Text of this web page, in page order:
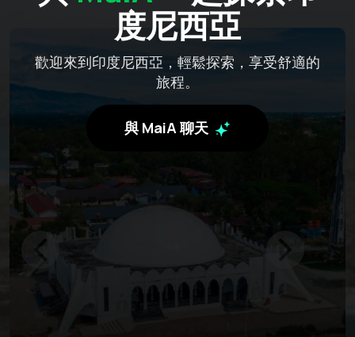
度尼西亞
歡迎來到印度尼西亞，輕鬆探索，享受舒適的
旅程。
與 MaiA 聊天